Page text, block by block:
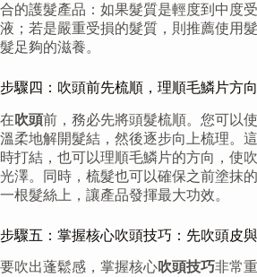
合的護髮產品：如果髮質是輕度到中度
液；若是嚴重受損的髮質，則推薦使用
髮足夠的滋養。
步驟四：吹頭前先梳順，理順毛鱗片方向
在吹頭前，務必先將頭髮梳順。您可以
溫柔地解開髮結，然後逐步向上梳理。
時打結，也可以理順毛鱗片的方向，使
光澤。同時，梳髮也可以確保之前塗抹
一根髮絲上，讓產品發揮最大功效。
步驟五：掌握核心吹頭技巧：先吹頭皮
要吹出蓬鬆感，掌握核心吹頭技巧非常